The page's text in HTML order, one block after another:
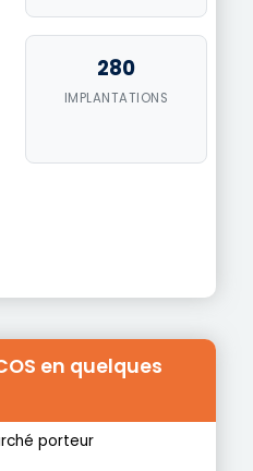
280
IMPLANTATIONS
en quelques
porteur